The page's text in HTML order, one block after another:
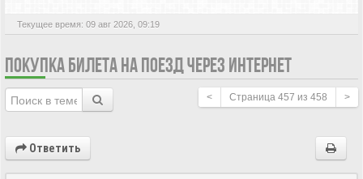
Текущее время: 09 авг 2026, 09:19
ПОКУПКА БИЛЕТА НА ПОЕЗД ЧЕРЕЗ ИНТЕРНЕТ
< Страница 457 из 458 >
Ответить